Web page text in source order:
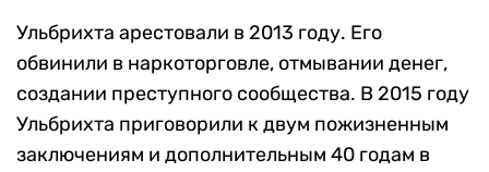
Ульбрихта арестовали в 2013 году. Его
обвинили в наркоторговле, отмывании денег,
создании преступного сообщества. В 2015 году
Ульбрихта приговорили к двум пожизненным
заключениям и дополнительным 40 годам в